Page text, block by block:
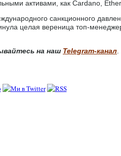
активами, как Cardano,
санкционного
целая вереница топ-
на наш Telegram-канал